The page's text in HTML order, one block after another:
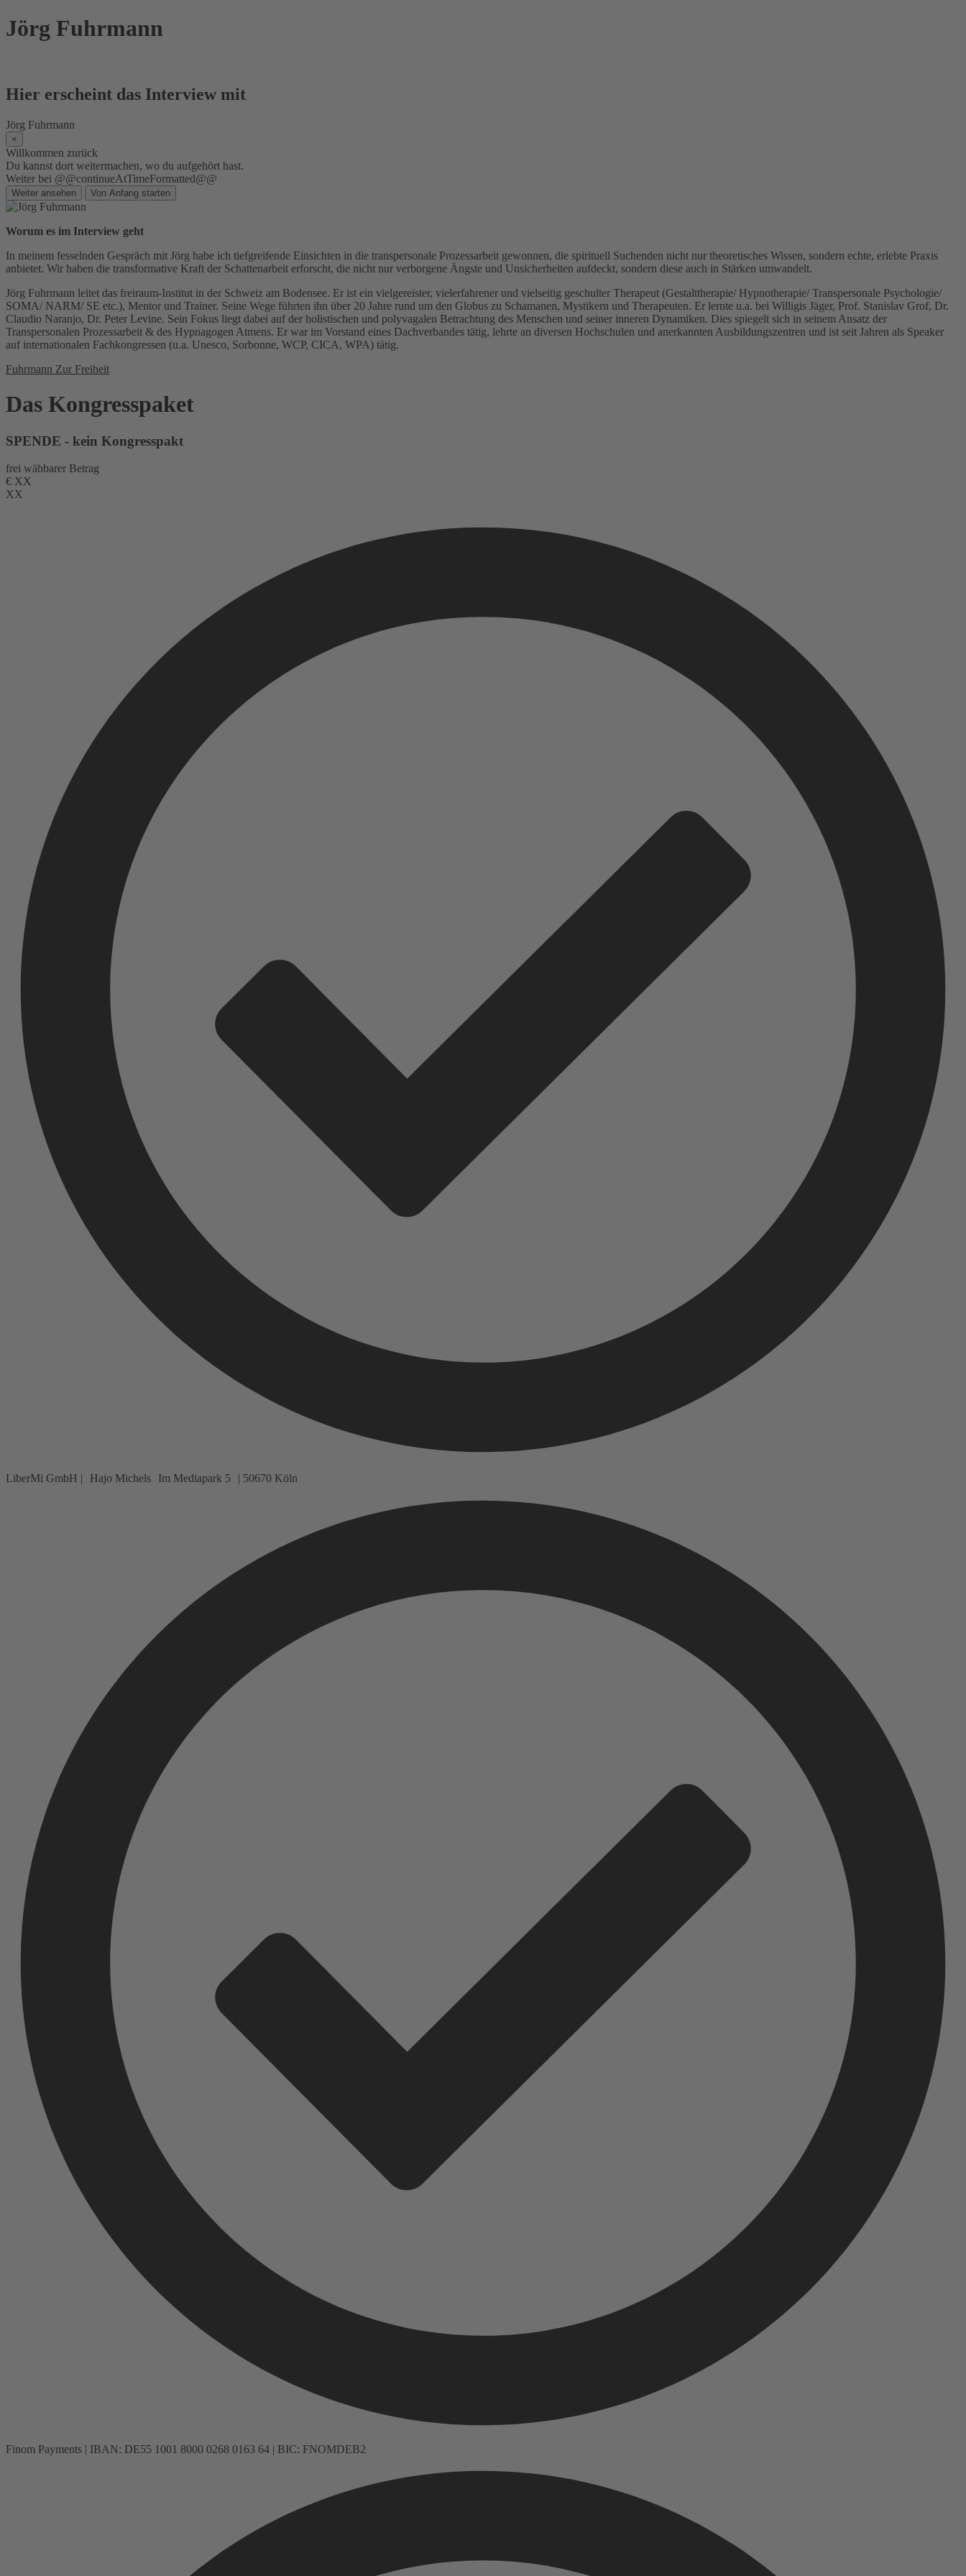
Skip
to
Jörg Fuhrmann
Hier erscheint das Interview mit
Jörg Fuhrmann
×
Willkommen zurück
Du kannst dort weitermachen, wo du aufgehört hast.
Weiter bei @@continueAtTimeFormatted@@
Weiter ansehen Von Anfang starten
Worum es im Interview geht
In meinem fesselnden Gespräch mit Jörg habe ich tiefgreifende Einsichten in die transpersonale Prozessarbeit gewonnen, die spirituell Suchenden nicht nur theoretisches Wissen, sondern echte, erlebte Praxis
anbietet. Wir haben die transformative Kraft der Schattenarbeit erforscht, die nicht nur verborgene Ängste und Unsicherheiten aufdeckt, sondern diese auch in Stärken umwandelt.
Jörg Fuhrmann leitet das freiraum-Institut in der Schweiz am Bodensee. Er ist ein vielgereister, vielerfahrener und vielseitig geschulter Therapeut (Gestalttherapie/ Hypnotherapie/ Transpersonale Psychologie/
SOMA/ NARM/ SE etc.), Mentor und Trainer. Seine Wege führten ihn über 20 Jahre rund um den Globus zu Schamanen, Mystikern und Therapeuten. Er lernte u.a. bei Willigis Jäger, Prof. Stanislav Grof, Dr.
Claudio Naranjo, Dr. Peter Levine. Sein Fokus liegt dabei auf der holistischen und polyvagalen Betrachtung des Menschen und seiner inneren Dynamiken. Dies spiegelt sich in seinem Ansatz der
Transpersonalen Prozessarbeit & des Hypnagogen Atmens. Er war im Vorstand eines Dachverbandes tätig, lehrte an diversen Hochschulen und anerkannten Ausbildungszentren und ist seit Jahren als Speaker
auf internationalen Fachkongressen (u.a. Unesco, Sorbonne, WCP, CICA, WPA) tätig.
Fuhrmann Zur Freiheit
Das Kongresspaket
SPENDE - kein Kongresspakt
frei wähbarer Betrag
€ XX
XX
LiberMi GmbH | Hajo Michels Im Mediapark 5 | 50670 Köln
Finom Payments | IBAN: DE55 1001 8000 0268 0163 64 | BIC: FNOMDEB2